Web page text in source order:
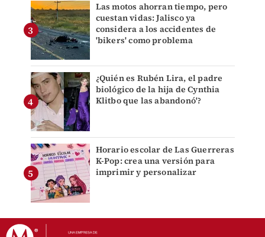
Las motos ahorran tiempo, pero
cuestan vidas: Jalisco ya
considera a los accidentes de
'bikers' como problema
¿Quién es Rubén Lira, el padre
biológico de la hija de Cynthia
Klitbo que las abandonó'?
Horario escolar de Las Guerreras
K-Pop: crea una versión para
imprimir y personalizar